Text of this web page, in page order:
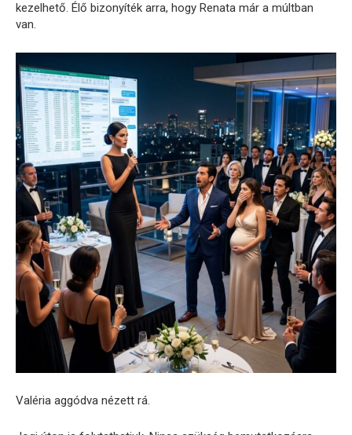
kezelhető. Élő bizonyíték arra, hogy Renata már a múltban
van.
Valéria aggódva nézett rá.